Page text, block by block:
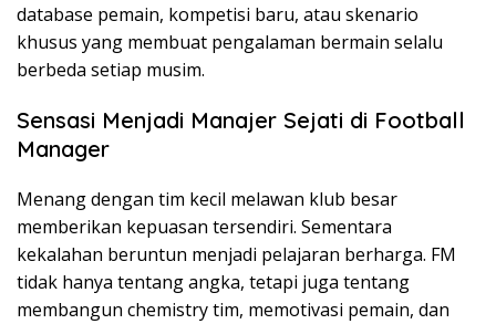
database pemain, kompetisi baru, atau skenario
khusus yang membuat pengalaman bermain selalu
berbeda setiap musim.
Sensasi Menjadi Manajer Sejati di Football
Manager
Menang dengan tim kecil melawan klub besar
memberikan kepuasan tersendiri. Sementara
kekalahan beruntun menjadi pelajaran berharga. FM
tidak hanya tentang angka, tetapi juga tentang
membangun chemistry tim, memotivasi pemain, dan